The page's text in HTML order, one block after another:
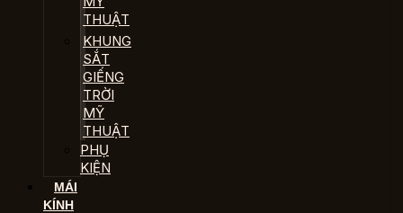
THUẬT
KHUNG
SẮT
GIẾNG
TRỜI
MỸ
THUẬT
PHỤ
KIỆN
MÁI
KÍNH